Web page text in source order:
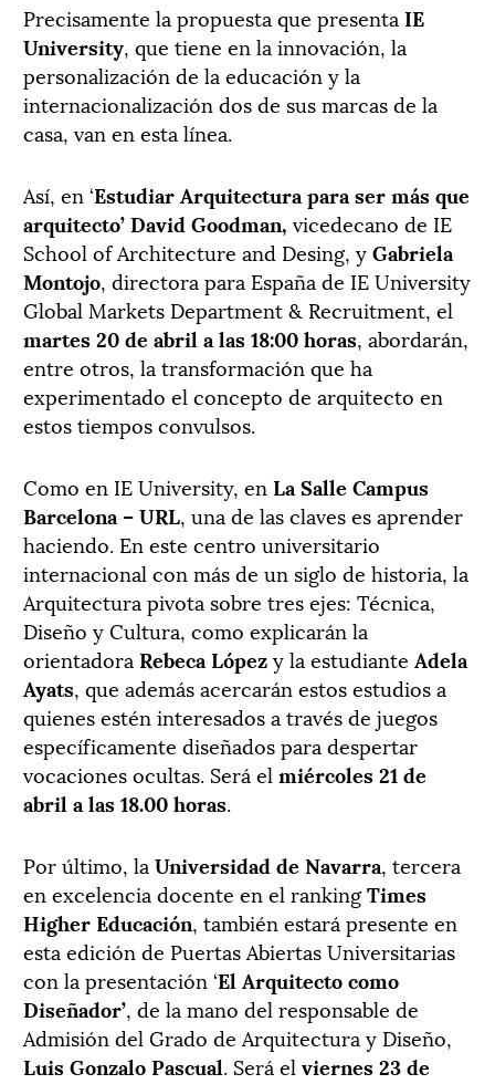
Precisamente la propuesta que presenta IE
University, que tiene en la innovación, la
personalización de la educación y la
internacionalización dos de sus marcas de la
casa, van en esta línea.
Así, en ‘Estudiar Arquitectura para ser más que
arquitecto’ David Goodman, vicedecano de IE
School of Architecture and Desing, yGabriela
Montojo, directora para España de IE University
Global Markets Department & Recruitment, el
martes 20 de abril a las 18:00 horas, abordarán,
entre otros, la transformación que ha
experimentado el concepto de arquitecto en
estos tiempos convulsos.
Como en IE University, en La Salle Campus
Barcelona – URL, una de las claves es aprender
haciendo. En este centro universitario
internacional con más de un siglo de historia, la
Arquitectura pivota sobre tres ejes: Técnica,
Diseño y Cultura, como explicarán la
orientadora Rebeca Lópezy la estudiante Adela
Ayats, que además acercarán estos estudios a
quienes estén interesados a través de juegos
específicamente diseñados para despertar
vocaciones ocultas. Será el miércoles 21 de
abril a las 18.00 horas.
Por último, la Universidad de Navarra, tercera
en excelencia docente en el rankingTimes
Higher Educación, también estará presente en
esta edición de Puertas Abiertas Universitarias
con la presentación ‘El Arquitecto como
Diseñador’, de la mano del responsable de
Admisión del Grado de Arquitectura y Diseño,
Luis Gonzalo Pascual. Será el viernes 23 de